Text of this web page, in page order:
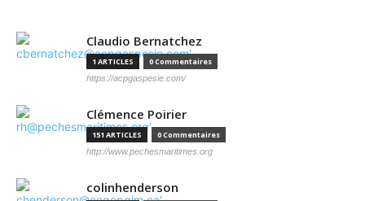
Claudio Bernatchez
1 ARTICLES 0 Commentaires
https://acpgaspesie.com/
Clémence Poirier
151 ARTICLES 0 Commentaires
http://www.pechesmaritimes.org
colinhenderson